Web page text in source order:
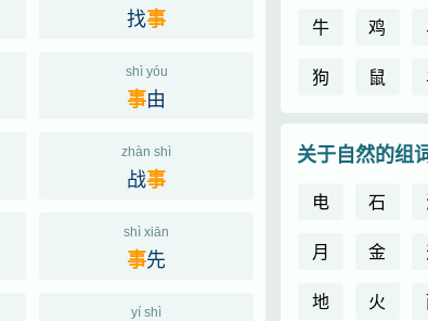
找事
shì yóu
事由
zhàn shì
战事
shì xiān
事先
yí shì
牛 鸡
狗
鼠
关于自然的组
电 石
月
金
地
火